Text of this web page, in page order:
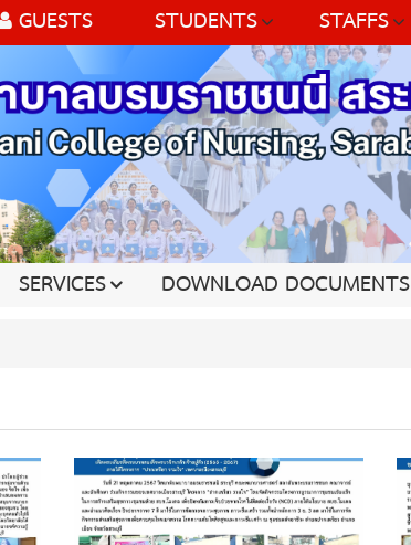
GUESTS STUDENTS STAFFS
SERVICES DOWNLOAD DOCUMENTS